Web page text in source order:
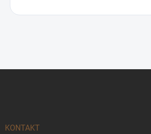
KONTAKT